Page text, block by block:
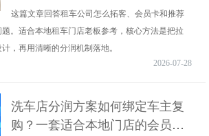
这篇文章回答租车公司怎么拓客、会员卡和推荐
。适合本地租车门店老板参考，核心方法是把拉
，再用清晰的分润机制落地。
2026-07-28
洗车店分润方案如何绑定车主复
购？一套适合本地门店的会员裂